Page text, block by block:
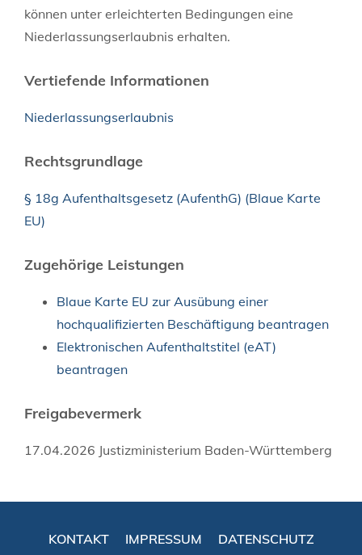
können unter erleichterten Bedingungen eine
Niederlassungserlaubnis erhalten.
Vertiefende Informationen
Niederlassungserlaubnis
Rechtsgrundlage
§ 18g Aufenthaltsgesetz (AufenthG) (Blaue Karte
EU)
Zugehörige Leistungen
Blaue Karte EU zur Ausübung einer
hochqualifizierten Beschäftigung beantragen
Elektronischen Aufenthaltstitel (eAT)
beantragen
Freigabevermerk
17.04.2026 Justizministerium Baden-Württemberg
KONTAKT IMPRESSUM
DATENSCHUTZ